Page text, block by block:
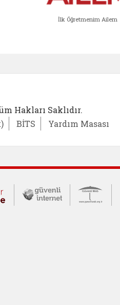
İlk Öğretmenim Ailem
Hakları Saklıdır.
BİTS Yardım Masası
İletişim Merkezi
Çocuklar Güvende (yeni
Güvenli